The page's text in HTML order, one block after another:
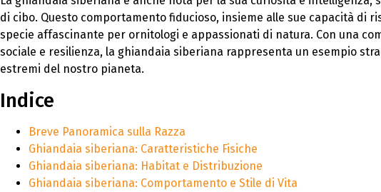
di cibo. Questo comportamento fiducioso, insieme alle sue capacità di
specie affascinante per ornitologi e appassionati di natura. Con una
sociale e resilienza, la ghiandaia siberiana rappresenta un esempio
estremi del nostro pianeta.
Indice
Breve Panoramica sulla Razza
Ghiandaia siberiana: Caratteristiche Fisiche
Ghiandaia siberiana: Habitat e Distribuzione
Ghiandaia siberiana: Comportamento e Stile di Vita